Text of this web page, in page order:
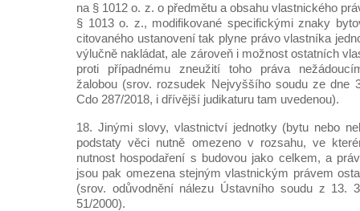
na § 1012 o. z. o předmětu a obsahu vlastnického
§ 1013 o. z., modifikované specifickými znaky
citovaného ustanovení tak plyne právo vlastníka
výlučně nakládat, ale zároveň i možnost ostatních
proti případnému zneužití toho práva
žalobou (srov. rozsudek Nejvyššího soudu ze dne
Cdo 287/2018, i dřívější judikaturu tam uvedenou).
18. Jinými slovy, vlastnictví jednotky (bytu nebo
podstaty věci nutně omezeno v rozsahu, ve
nutnost hospodaření s budovou jako celkem, a
jsou pak omezena stejným vlastnickým právem
(srov. odůvodnění nálezu Ústavního soudu z 13.
51/2000).